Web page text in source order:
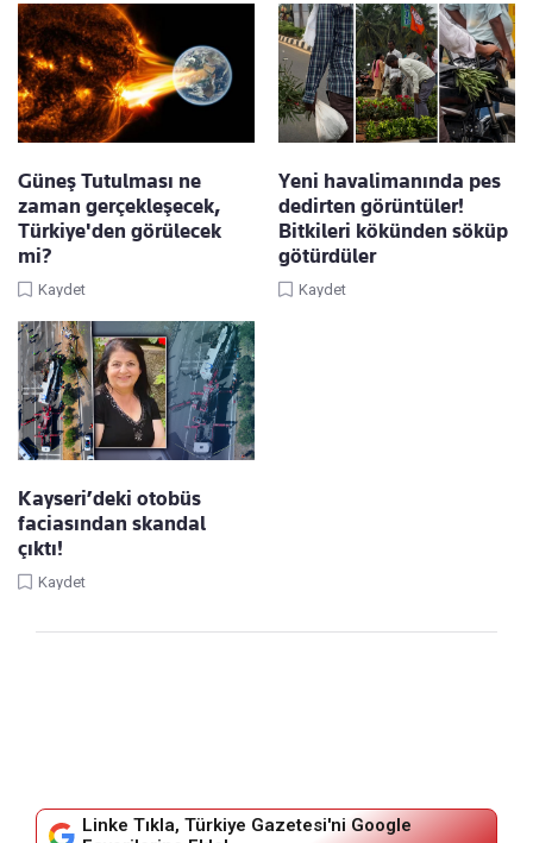
Güneş Tutulması ne
zaman gerçekleşecek,
Türkiye'den görülecek
mi?
Kaydet
Yeni havalimanında pes
dedirten görüntüler!
Bitkileri kökünden söküp
götürdüler
Kaydet
Kayseri’deki otobüs
faciasından skandal
çıktı!
Kaydet
Linke Tıkla, Türkiye Gazetesi'ni Google